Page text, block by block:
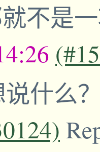
不是
说什么